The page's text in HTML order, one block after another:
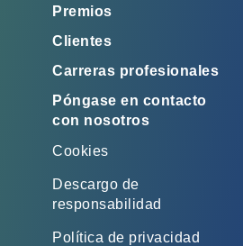
Premios
Clientes
Carreras profesionales
Póngase en contacto
con nosotros
Cookies
Descargo de
responsabilidad
Política de privacidad